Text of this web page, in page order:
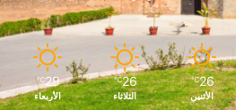
26
℃
الأثنين
26
℃
الثلاثاء
29
℃
الأربعاء